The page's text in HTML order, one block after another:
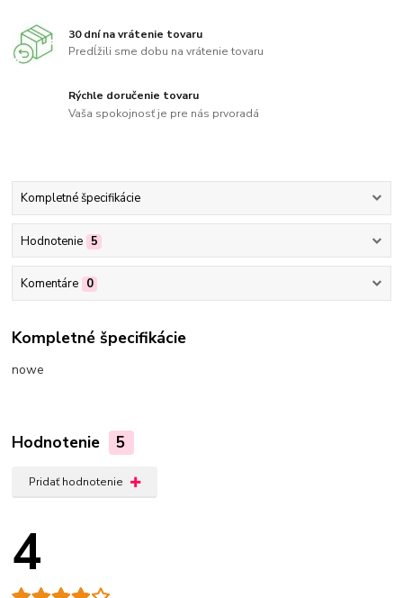
30 dní na vrátenie tovaru
Predĺžili sme dobu na vrátenie tovaru
Rýchle doručenie tovaru
Vaša spokojnosť je pre nás prvoradá
Kompletné špecifikácie
Hodnotenie 5
Komentáre 0
Kompletné špecifikácie
nowe
Hodnotenie 5
Pridať hodnotenie
4